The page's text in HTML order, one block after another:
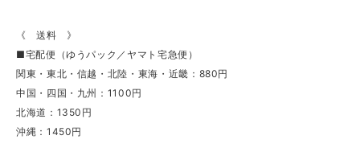
《 送料 》
■宅配便（ゆうパック／ヤマト宅急便）
関東・東北・信越・北陸・東海・近畿：880円
中国・四国・九州：1100円
北海道：1350円
沖縄：1450円